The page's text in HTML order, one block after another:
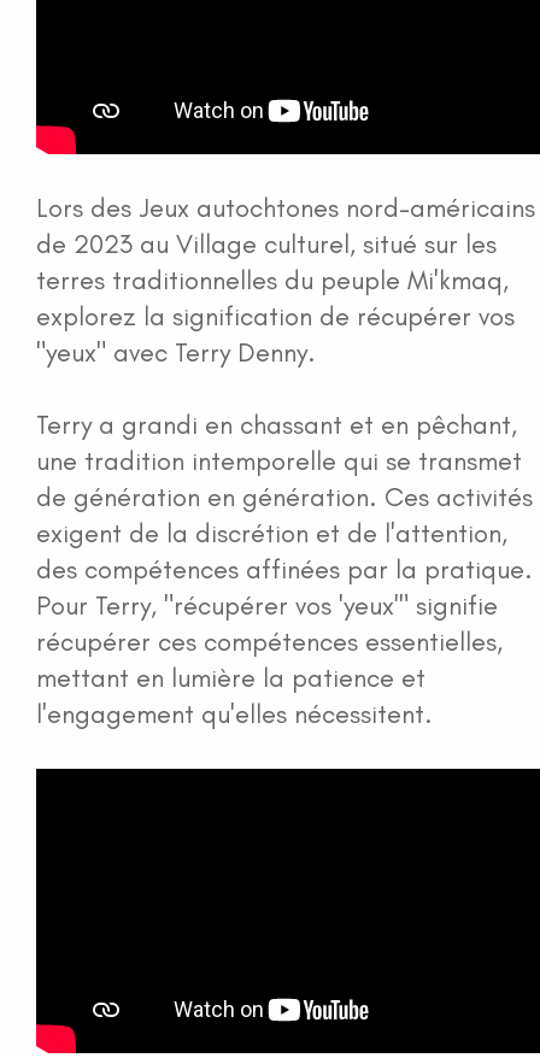
Lors des Jeux autochtones nord-américains
de 2023 au Village culturel, situé sur les
terres traditionnelles du peuple Mi'kmaq,
explorez la signification de récupérer vos
"yeux" avec Terry Denny.
Terry a grandi en chassant et en pêchant,
une tradition intemporelle qui se transmet
de génération en génération. Ces activités
exigent de la discrétion et de l'attention,
des compétences affinées par la pratique.
Pour Terry, "récupérer vos 'yeux'" signifie
récupérer ces compétences essentielles,
mettant en lumière la patience et
l'engagement qu'elles nécessitent.